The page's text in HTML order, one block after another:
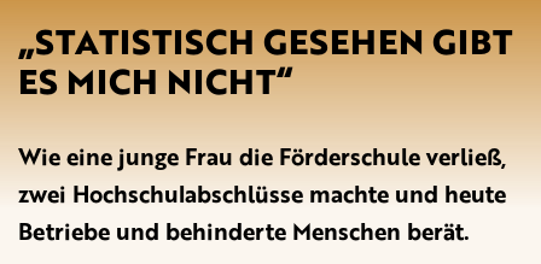
„STATISTISCH GESEHEN GIBT
ES MICH NICHT“
Wie eine junge Frau die Förderschule verließ,
zwei Hochschulabschlüsse machte und heute
Betriebe und behinderte Menschen berät.